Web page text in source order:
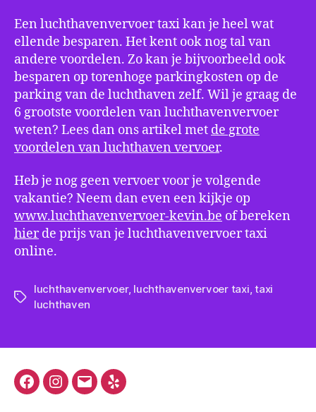
Een luchthavenvervoer taxi kan je heel wat
ellende besparen. Het kent ook nog tal van
andere voordelen. Zo kan je bijvoorbeeld ook
besparen op torenhoge parkingkosten op de
parking van de luchthaven zelf. Wil je graag de
6 grootste voordelen van luchthavenvervoer
weten? Lees dan ons artikel met de grote
voordelen van luchthaven vervoer.
Heb je nog geen vervoer voor je volgende
vakantie? Neem dan even een kijkje op
www.luchthavenvervoer-kevin.be of bereken
hierde prijs van je luchthavenvervoer taxi
online.
Tags
luchthavenvervoer, luchthavenvervoer taxi,taxi
luchthaven
FacebookInstagram
E-
Yelp